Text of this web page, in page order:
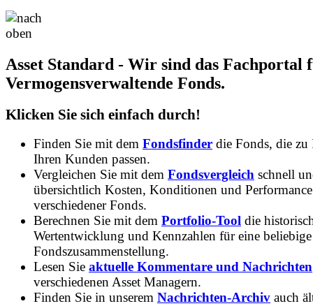
Asset Standard - Wir sind das Fachportal
Vermogensverwaltende Fonds.
Klicken Sie sich einfach durch!
Finden Sie mit dem Fondsfinder die Fonds, die zu
Ihren Kunden passen.
Vergleichen Sie mit dem Fondsvergleich schnell
übersichtlich Kosten, Konditionen und Performance
verschiedener Fonds.
Berechnen Sie mit dem Portfolio-Tool die
Wertentwicklung und Kennzahlen für eine beliebige
Fondszusammenstellung.
Lesen Sie aktuelle Kommentare und Nachrichten
verschiedenen Asset Managern.
Finden Sie in unserem Nachrichten-Archiv auch